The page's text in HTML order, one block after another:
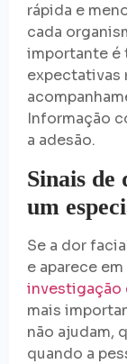
rápida e
cada
importante é
expectativas
Informação
a adesão.
Sinais de
um
Se a dor
e aparece
investigação
mais
não ajudam,
quando a